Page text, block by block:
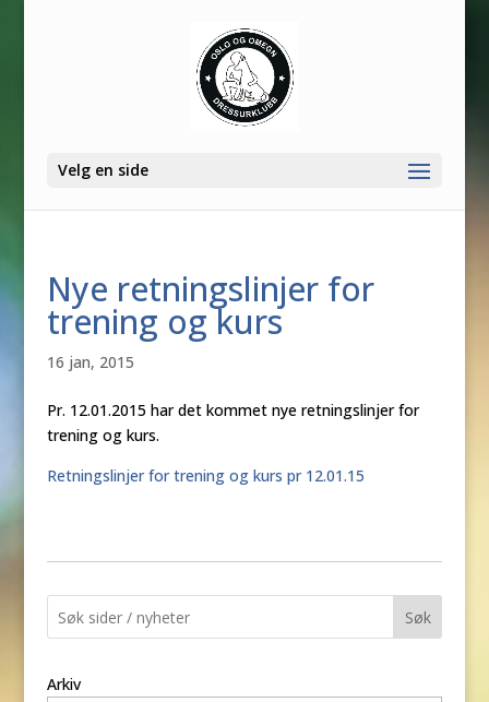
Velg en side
Nye retningslinjer for
trening og kurs
16 jan, 2015
Pr. 12.01.2015 har det kommet nye retningslinjer for
trening og kurs.
Retningslinjer for trening og kurs pr 12.01.15
Søk
Arkiv